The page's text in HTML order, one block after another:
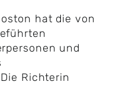
hat die von
und
Richterin